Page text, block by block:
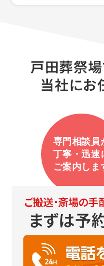
戸田葬祭
当社にお
専門相談員
丁寧・迅速
ご案内しま
ご搬送･斎場の手
まずは予